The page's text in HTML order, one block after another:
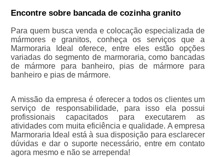
Encontre sobre bancada de cozinha granito
Para quem busca venda e colocação especializada de
mármores e granitos, conheça os serviços que a
Marmoraria Ideal oferece, entre eles estão opções
variadas do segmento de marmoraria, como bancadas
de mármore para banheiro, pias de mármore para
banheiro e pias de mármore.
A missão da empresa é oferecer a todos os clientes um
serviço de responsabilidade, para isso ela possui
profissionais capacitados para executarem as
atividades com muita eficiência e qualidade. A empresa
Marmoraria Ideal está à sua disposição para esclarecer
dúvidas e dar o suporte necessário, entre em contato
agora mesmo e não se arrependa!